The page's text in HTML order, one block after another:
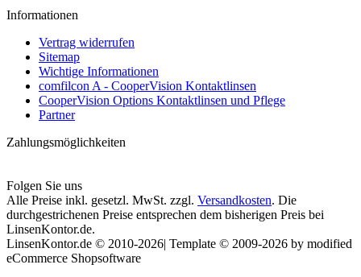
Informationen
Vertrag widerrufen
Sitemap
Wichtige Informationen
comfilcon A - CooperVision Kontaktlinsen
CooperVision Options Kontaktlinsen und Pflege
Partner
Zahlungsmöglichkeiten
Folgen Sie uns
Alle Preise inkl. gesetzl. MwSt. zzgl. Versandkosten. Die
durchgestrichenen Preise entsprechen dem bisherigen Preis bei
LinsenKontor.de.
LinsenKontor.de © 2010-2026| Template © 2009-2026 by modified
eCommerce Shopsoftware